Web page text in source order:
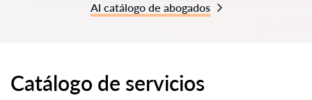
Al catálogo de abogados
Catálogo de servicios